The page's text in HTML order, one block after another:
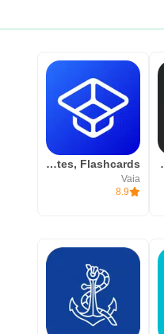
Foca:
Vaia: Study, Notes, Flashcards
Vaia
8.9